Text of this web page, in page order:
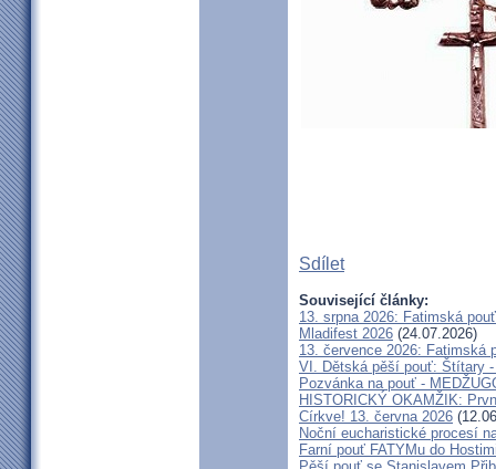
Sdílet
Související články:
13. srpna 2026: Fatimská
Mladifest 2026 (24.07.2026)
13. července 2026: Fatimská
VI. Dětská pěší pouť: Štítary
Pozvánka na pouť -
HISTORICKÝ OKAMŽIK:
Církve! 13. června 2026
Noční eucharistické procesí
Farní pouť FATYMu do